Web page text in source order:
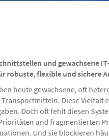
und gewachsene
robuste, flexible und sichere
heute gewachsene, oft
Diese
Doch oft fehlt diesen
und fragmentierten
Und sie blockieren